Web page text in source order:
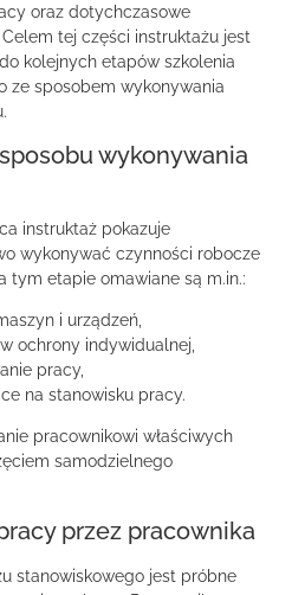
oraz dotychczasowe
tej części instruktażu jest
kolejnych etapów szkolenia
ze sposobem wykonywania
wykonywania
instruktaż pokazuje
wykonywać czynności robocze
tym etapie omawiane są m.in.:
i urządzeń,
ochrony indywidualnej,
pracy,
na stanowisku pracy.
pracownikowi właściwych
samodzielnego
przez pracownika
stanowiskowego jest próbne